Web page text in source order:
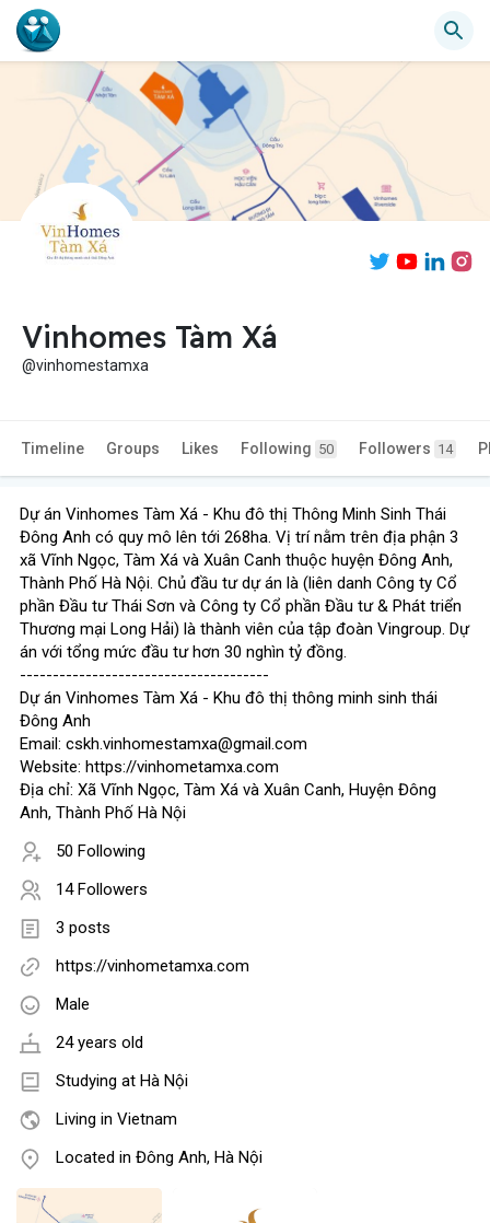
Vinhomes Tàm Xá
@vinhomestamxa
Timeline Groups Likes Following 50 Followers 14
Dự án Vinhomes Tàm Xá - Khu đô thị Thông Minh Sinh Thái
Đông Anh có quy mô lên tới 268ha. Vị trí nằm trên địa phận 3
xã Vĩnh Ngọc, Tàm Xá và Xuân Canh thuộc huyện Đông Anh,
Thành Phố Hà Nội. Chủ đầu tư dự án là (liên danh Công ty Cổ
phần Đầu tư Thái Sơn và Công ty Cổ phần Đầu tư & Phát triển
Thương mại Long Hải) là thành viên của tập đoàn Vingroup. Dự
án với tổng mức đầu tư hơn 30 nghìn tỷ đồng.
--------------------------------------
Dự án Vinhomes Tàm Xá - Khu đô thị thông minh sinh thái
Đông Anh
Email: cskh.vinhomestamxa@gmail.com
Website: https://vinhometamxa.com
​Địa chỉ: Xã Vĩnh Ngọc, Tàm Xá và Xuân Canh, Huyện Đông
Anh, Thành Phố Hà Nội
50 Following
14 Followers
3 posts
https://vinhometamxa.com
Male
24 years old
Studying at Hà Nội
Living in Vietnam
Located in Đông Anh, Hà Nội